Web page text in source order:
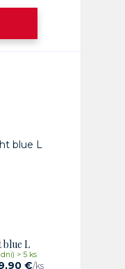
L
€/ks
> 5 ks